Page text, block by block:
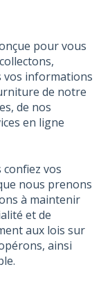
pour vous
vos informations
de notre
de nos
en ligne
vos
nous prenons
à maintenir
et de
aux lois sur
ainsi